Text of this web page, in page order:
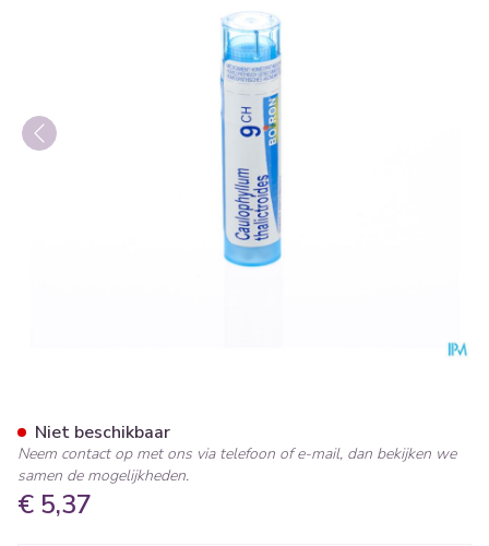
€ 5,37
Niet beschikbaar
Neem contact op met ons via telefoon of e-mail, dan bekijken we
samen de mogelijkheden.